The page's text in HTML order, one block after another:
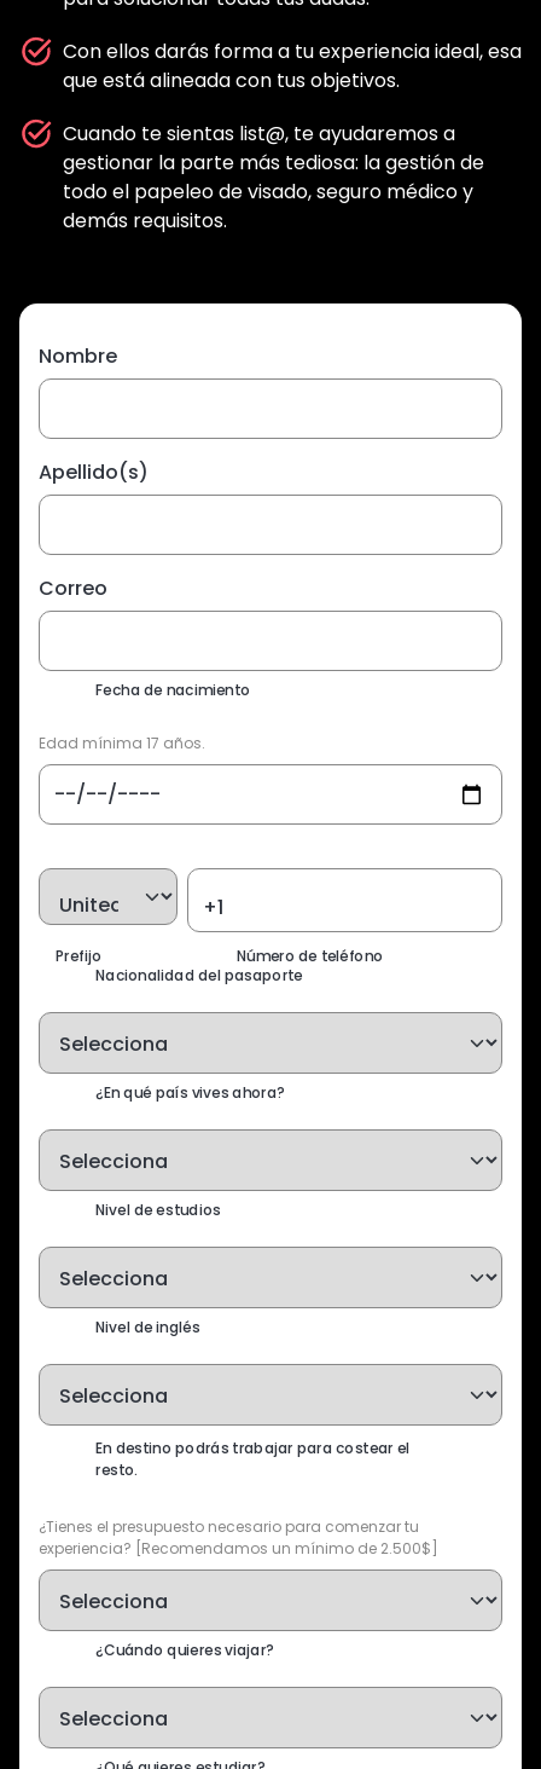
Con ellos darás forma a tu experiencia ideal, esa
que está alineada con tus objetivos.
Cuando te sientas list@, te ayudaremos a
gestionar la parte más tediosa: la gestión de
todo el papeleo de visado, seguro médico y
demás requisitos.
Nombre
Apellido(s)
Correo
Fecha de nacimiento
Edad mínima 17 años.
Prefijo
Número de teléfono
Nacionalidad del pasaporte
¿En qué país vives ahora?
Nivel de estudios
Nivel de inglés
En destino podrás trabajar para costear el
resto.
¿Tienes el presupuesto necesario para comenzar tu
experiencia? [Recomendamos un mínimo de 2.500$]
¿Cuándo quieres viajar?